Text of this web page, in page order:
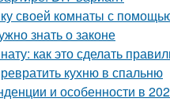
своей комнаты с
знать о законе
как это сделать
кухню в спальню
и особенности в